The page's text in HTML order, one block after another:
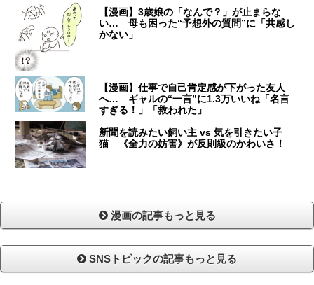
【漫画】3歳娘の「なんで？」が止まらな
い… 母も困った“予想外の質問”に「共感し
かない」
【漫画】仕事で自己肯定感が下がった友人
へ… ギャルの“一言”に1.3万いいね「名言
すぎる！」「救われた」
新聞を読みたい飼い主 vs 気を引きたい子
猫 《全力の妨害》が反則級のかわいさ！
漫画の記事もっと見る
SNSトピックの記事もっと見る